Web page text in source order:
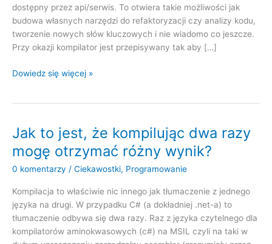
dostępny przez api/serwis. To otwiera takie możliwości jak
budowa własnych narzędzi do refaktoryzacji czy analizy kodu,
tworzenie nowych słów kluczowych i nie wiadomo co jeszcze.
Przy okazji kompilator jest przepisywany tak aby […]
Roslyn
Dowiedz się więcej »
Jak to jest, że kompilując dwa razy
mogę otrzymać różny wynik?
0 komentarzy / Ciekawostki, Programowanie
Kompilacja to właściwie nic innego jak tłumaczenie z jednego
języka na drugi. W przypadku C# (a dokładniej .net-a) to
tłumaczenie odbywa się dwa razy. Raz z języka czytelnego dla
kompilatorów aminokwasowych (c#) na MSIL czyli na taki w